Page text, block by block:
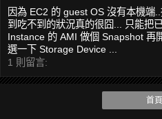
因為 EC2 的 guest OS 沒有本機端
到吃不到的狀況真的很囧... 只能把
Instance 的 AMI 做個 Snapshot 再
選一下 Storage Device ...
1 則留言:
首頁